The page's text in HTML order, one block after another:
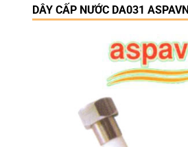
DÂY CẤP NƯỚC DA031 ASPAVN